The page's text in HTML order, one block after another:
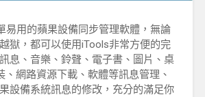
易用的蘋果設備同步管理軟體，無論
獄，都可以使用iTools非常方便的完
息、音樂、鈴聲、電子書、圖片、桌
、網路資源下載、軟體等訊息管理、
設備系統訊息的修改，充分的滿足你